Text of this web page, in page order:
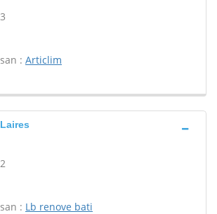
: Articlim
: Lb renove bati